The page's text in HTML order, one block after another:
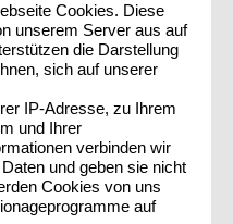
Cookies. Diese
unserem Server aus auf
die Darstellung
sich auf unserer
IP-Adresse, zu Ihrem
und Ihrer
verbinden wir
und geben sie nicht
Cookies von uns
auf